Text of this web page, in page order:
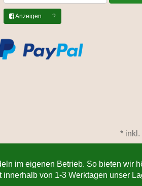
Anzeigen ?
* inkl.
im eigenen Betrieb. So bieten wir
innerhalb von 1-3 Werktagen unser